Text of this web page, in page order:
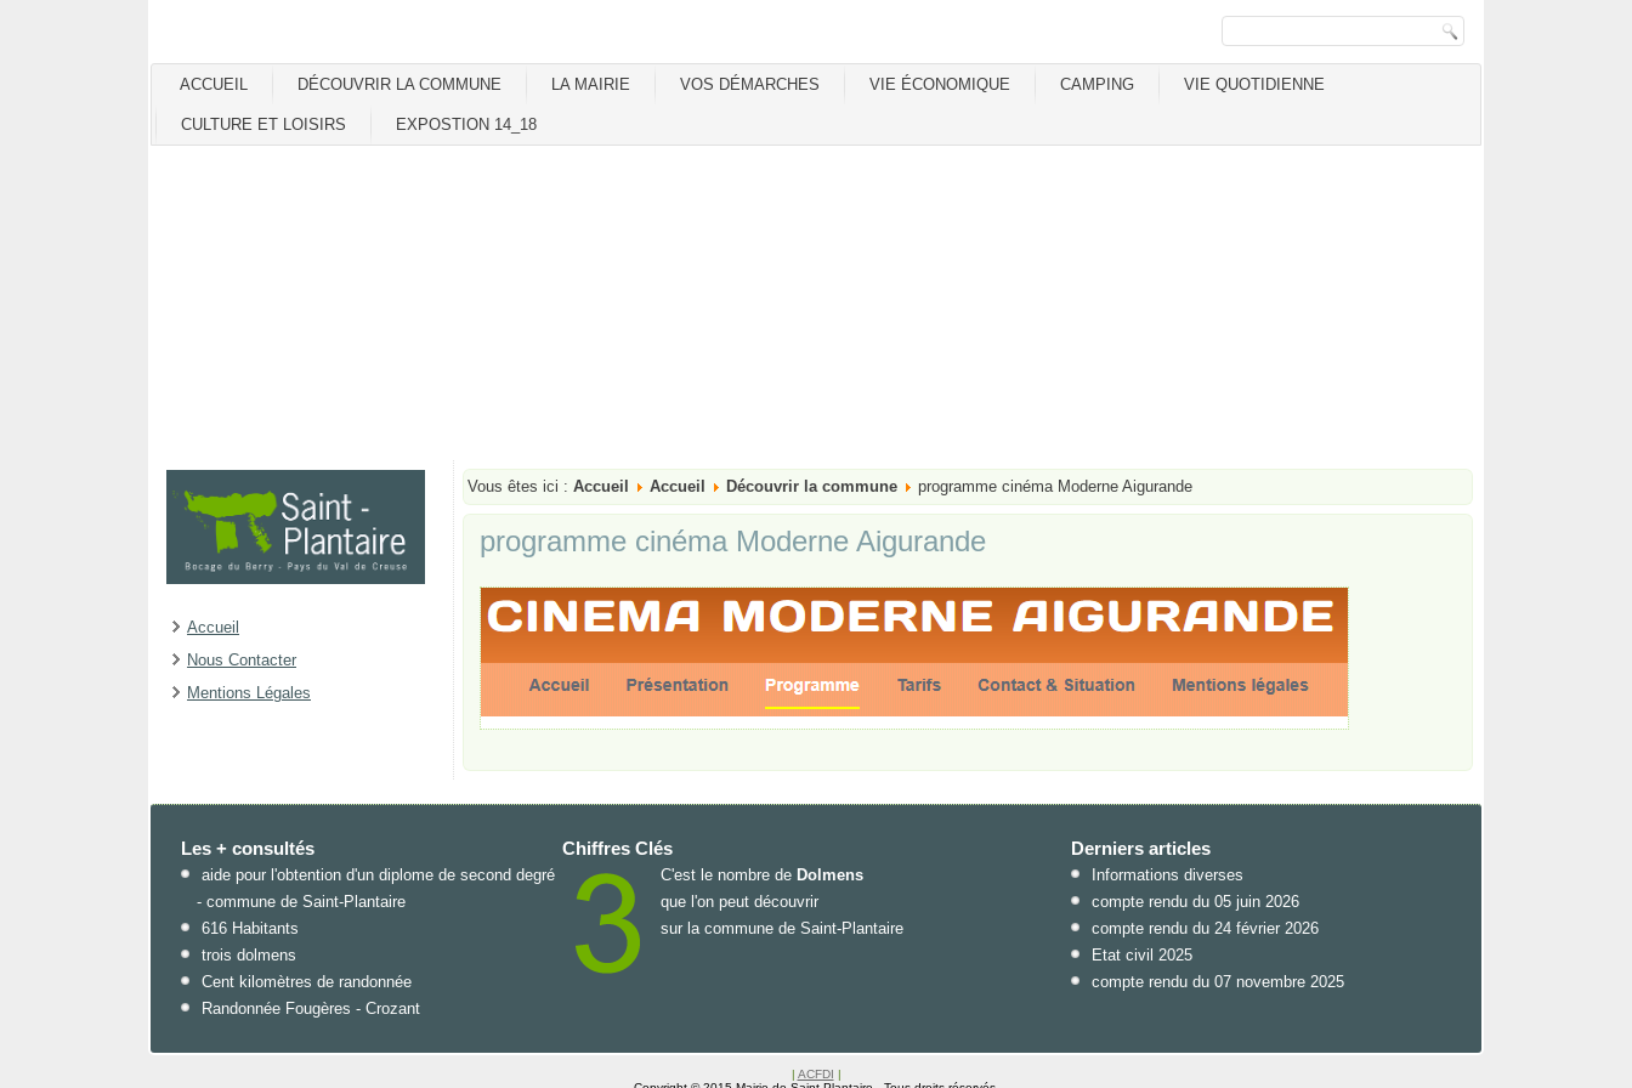
ACCUEIL DÉCOUVRIR LA COMMUNE LA MAIRIE VOS DÉMARCHES VIE ÉCONOMIQUE CAMPING VIE QUOTIDIENNE
CULTURE ET LOISIRS EXPOSTION 14_18
Accueil
Nous Contacter
Mentions Légales
Vous êtes ici : Accueil Accueil Découvrir la commune programme cinéma Moderne Aigurande
programme cinéma Moderne Aigurande
Les + consultés
aide pour l'obtention d'un diplome de second degré
- commune de Saint-Plantaire
616 Habitants
trois dolmens
Cent kilomètres de randonnée
Randonnée Fougères - Crozant
Chiffres Clés
C'est le nombre de Dolmens
que l'on peut découvrir
sur la commune de Saint-Plantaire
Derniers articles
Informations diverses
compte rendu du 05 juin 2026
compte rendu du 24 février 2026
Etat civil 2025
compte rendu du 07 novembre 2025
| ACFDI |